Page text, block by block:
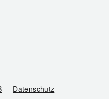
Datenschutz